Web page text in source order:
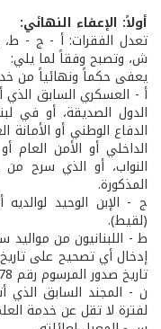
أولاً: الإعفاء النهائي:
تعدل الفقرات: أ - ج -
ش، وتصبح وفقاً لما يلي:
يعفى حكماً ونهائياً من
أ - العسكري السابق
الدول الصديقة، أو في
الدفاع الوطني أو
الداخلي أو الأمن
النواب، أو الذي سرح
المذكورة.
ج - الإبن الوحيد لوالديه
(لقيط).
تاريخ صدور المرسوم رقم 3778 تاريخ 13 /7 /1993.
ن - المجند السابق الذي
لفترة لا تقل عن خدمة